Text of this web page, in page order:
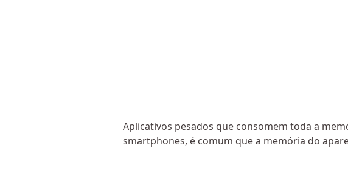
Aplicativos pesados que consomem toda a
smartphones, é comum que a memória do